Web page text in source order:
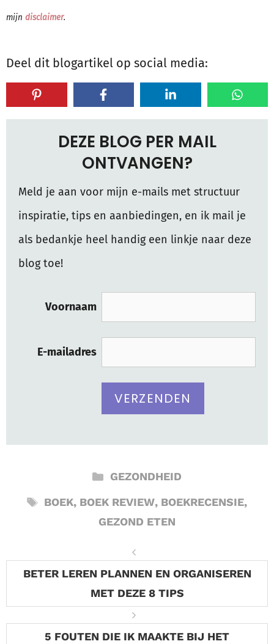
mijn disclaimer.
Deel dit blogartikel op social media:
DEZE BLOG PER MAIL
ONTVANGEN?
Meld je aan voor mijn e-mails met structuur
inspiratie, tips en aanbiedingen, en ik mail je
als bedankje heel handig een linkje naar deze
blog toe!
Voornaam
E-mailadres
CATEGORIEËN
GEZONDHEID
TAGS
BOEK, BOEK REVIEW, BOEKRECENSIE,
GEZOND ETEN
BETER LEREN PLANNEN EN ORGANISEREN
MET DEZE 8 TIPS
5 FOUTEN DIE IK MAAKTE BIJ HET